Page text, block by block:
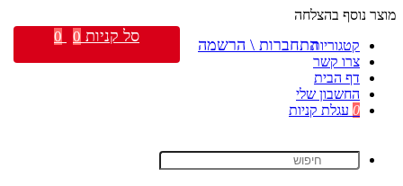
מוצר נוסף בהצלחה
קטגוריות
צרו קשר
דף הבית
החשבון שלי
0 עגלת קניות
התחברות \ הרשמה סל קניות 0
0